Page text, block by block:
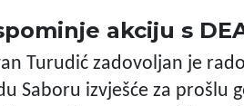
akciju s
Turudić zadovoljan je
Saboru izvješće za prošlu